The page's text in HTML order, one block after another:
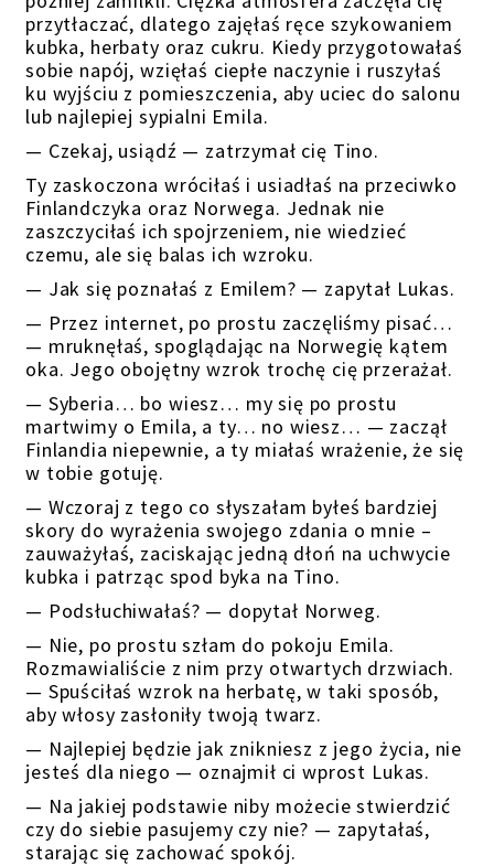
przytłaczać, dlatego zajęłaś ręce szykowaniem
kubka, herbaty oraz cukru. Kiedy przygotowałaś
sobie napój, wzięłaś ciepłe naczynie i ruszyłaś
ku wyjściu z pomieszczenia, aby uciec do salonu
lub najlepiej sypialni Emila.
— Czekaj, usiądź — zatrzymał cię Tino.
Ty zaskoczona wróciłaś i usiadłaś na przeciwko
Finlandczyka oraz Norwega. Jednak nie
zaszczyciłaś ich spojrzeniem, nie wiedzieć
czemu, ale się balas ich wzroku.
— Jak się poznałaś z Emilem? — zapytał Lukas.
— Przez internet, po prostu zaczęliśmy pisać…
— mruknęłaś, spoglądając na Norwegię kątem
oka. Jego obojętny wzrok trochę cię przerażał.
— Syberia… bo wiesz… my się po prostu
martwimy o Emila, a ty… no wiesz… — zaczął
Finlandia niepewnie, a ty miałaś wrażenie, że się
w tobie gotuję.
— Wczoraj z tego co słyszałam byłeś bardziej
skory do wyrażenia swojego zdania o mnie –
zauważyłaś, zaciskając jedną dłoń na uchwycie
kubka i patrząc spod byka na Tino.
— Podsłuchiwałaś? — dopytał Norweg.
— Nie, po prostu szłam do pokoju Emila.
Rozmawialiście z nim przy otwartych drzwiach.
— Spuściłaś wzrok na herbatę, w taki sposób,
aby włosy zasłoniły twoją twarz.
— Najlepiej będzie jak znikniesz z jego życia, nie
jesteś dla niego — oznajmił ci wprost Lukas.
— Na jakiej podstawie niby możecie stwierdzić
czy do siebie pasujemy czy nie? — zapytałaś,
starając się zachować spokój.